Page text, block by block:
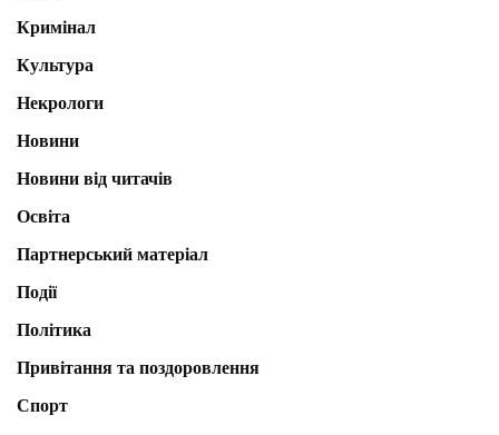
Кримінал
Культура
Некрологи
Новини
Новини від читачів
Освіта
Партнерський матеріал
Події
Політика
Привітання та поздоровлення
Спорт